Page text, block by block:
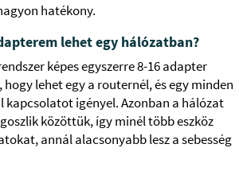
hatékony.
lehet egy hálózatban?
képes egyszerre 8-16 adapter
hogy lehet egy a routernél, és egy minden
kapcsolatot igényel. Azonban a hálózat
közöttük, így minél több eszköz
annál alacsonyabb lesz a sebesség